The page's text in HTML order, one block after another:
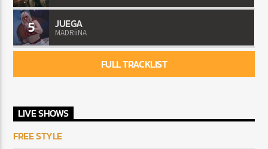
5 JUEGA
MADRiiNA
FULL TRACKLIST
LIVE SHOWS
FREE STYLE